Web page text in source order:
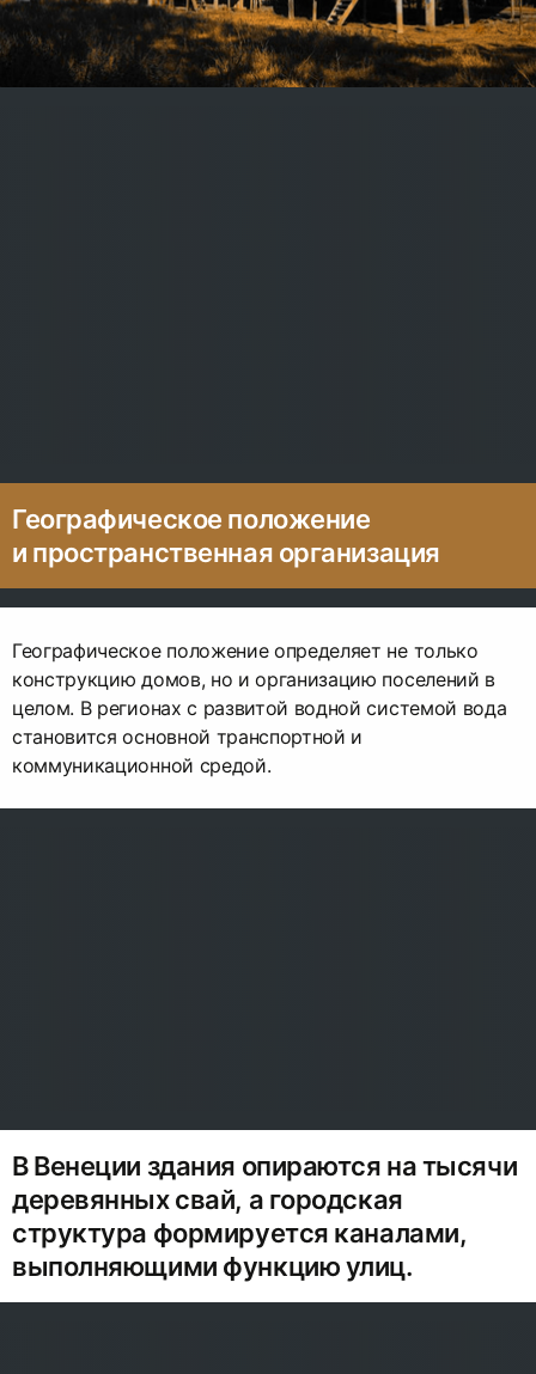
Географическое положение
и пространственная организация
Географическое положение определяет не только
конструкцию домов, но и организацию поселений в
целом. В регионах с развитой водной системой вода
становится основной транспортной и
коммуникационной средой.
В Венеции здания опираются на тысячи
деревянных свай, а городская
структура формируется каналами,
выполняющими функцию улиц.